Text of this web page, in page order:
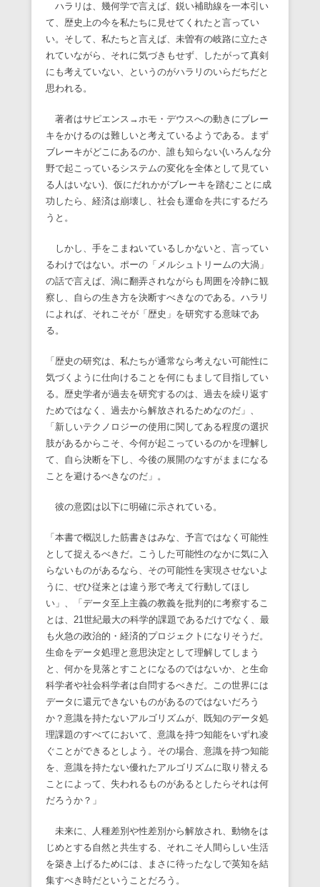
ハラリは、幾何学で言えば、鋭い補助線を一本引い
て、歴史上の今を私たちに見せてくれたと言ってい
い。そして、私たちと言えば、未曽有の岐路に立たさ
れていながら、それに気づきもせず、したがって真剣
にも考えていない、というのがハラリのいらだちだと
思われる。
著者はサピエンス→ホモ・デウスへの動きにブレー
キをかけるのは難しいと考えているようである。まず
ブレーキがどこにあるのか、誰も知らない(いろんな分
野で起こっているシステムの変化を全体として見てい
る人はいない)、仮にだれかがブレーキを踏むことに成
功したら、経済は崩壊し、社会も運命を共にするだろ
うと。
しかし、手をこまねいているしかないと、言ってい
るわけではない。ポーの「メルシュトリームの大渦」
の話で言えば、渦に翻弄されながらも周囲を冷静に観
察し、自らの生き方を決断すべきなのである。ハラリ
によれば、それこそが「歴史」を研究する意味であ
る。
「歴史の研究は、私たちが通常なら考えない可能性に
気づくように仕向けることを何にもまして目指してい
る。歴史学者が過去を研究するのは、過去を繰り返す
ためではなく、過去から解放されるためなのだ」、
「新しいテクノロジーの使用に関してある程度の選択
肢があるからこそ、今何が起こっているのかを理解し
て、自ら決断を下し、今後の展開のなすがままになる
ことを避けるべきなのだ」。
彼の意図は以下に明確に示されている。
「本書で概説した筋書きはみな、予言ではなく可能性
として捉えるべきだ。こうした可能性のなかに気に入
らないものがあるなら、その可能性を実現させないよ
うに、ぜひ従来とは違う形で考えて行動してほし
い」、「データ至上主義の教義を批判的に考察するこ
とは、21世紀最大の科学的課題であるだけでなく、最
も火急の政治的・経済的プロジェクトになりそうだ。
生命をデータ処理と意思決定として理解してしまう
と、何かを見落とすことになるのではないか、と生命
科学者や社会科学者は自問するべきだ。この世界には
データに還元できないものがあるのではないだろう
か？意識を持たないアルゴリズムが、既知のデータ処
理課題のすべてにおいて、意識を持つ知能をいずれ凌
ぐことができるとしよう。その場合、意識を持つ知能
を、意識を持たない優れたアルゴリズムに取り替える
ことによって、失われるものがあるとしたらそれは何
だろうか？」
未来に、人種差別や性差別から解放され、動物をは
じめとする自然と共生する、それこそ人間らしい生活
を築き上げるためには、まさに待ったなしで英知を結
集すべき時だということだろう。